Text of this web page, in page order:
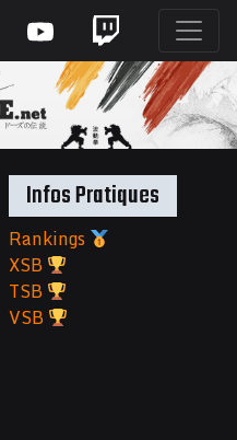
Infos Pratiques
Rankings
XSB
TSB
VSB